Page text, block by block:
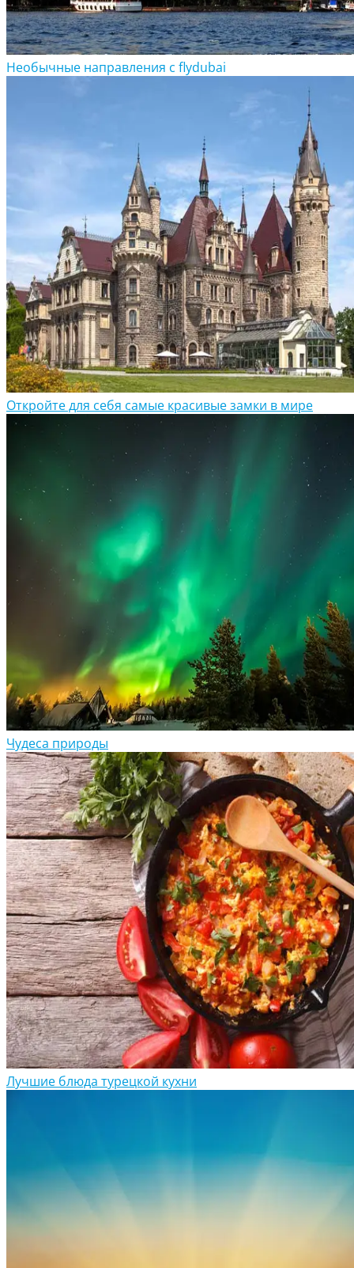
Необычные направления с flydubai
Откройте для себя самые красивые замки в мире
Чудеса природы
Лучшие блюда турецкой кухни